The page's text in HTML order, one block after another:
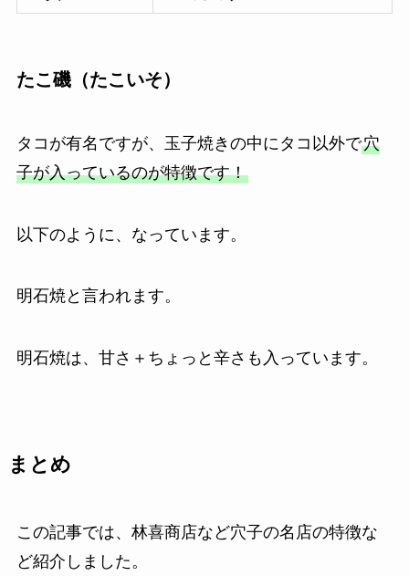
たこ磯（たこいそ）
タコが有名ですが、玉子焼きの中にタコ以外で穴
子が入っているのが特徴です！
以下のように、なっています。
明石焼と言われます。
明石焼は、甘さ＋ちょっと辛さも入っています。
まとめ
この記事では、林喜商店など穴子の名店の特徴な
ど紹介しました。